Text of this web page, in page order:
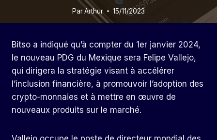
ParArthur 15/11/2023
Bitso a indiqué qu’à compter du 1er janvier 2024,
le nouveau PDG du Mexique sera Felipe Vallejo,
qui dirigera la stratégie visant à accélérer
l’inclusion financière, à promouvoir l’adoption des
crypto-monnaies et à mettre en œuvre de
nouveaux produits sur le marché.